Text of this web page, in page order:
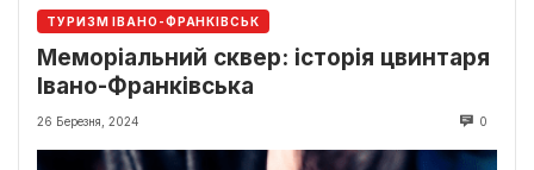
ТУРИЗМ ІВАНО-ФРАНКІВСЬК
Меморіальний сквер: історія цвинтаря
Івано-Франківська
26 Березня, 2024 0